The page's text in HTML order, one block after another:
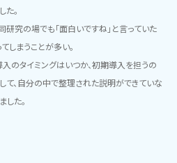
た。
究の場でも「面白いですね」と言っていた
しまうことが多い。
のタイミングはいつか、初期導入を担うの
、自分の中で整理された説明ができていな
した。